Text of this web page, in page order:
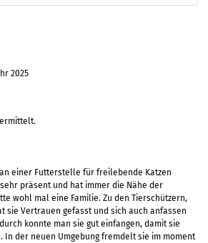
2025
einer Futterstelle für freilebende Katzen
präsent und hat immer die Nähe der
wohl mal eine Familie. Zu den Tierschützern,
sie Vertrauen gefasst und sich auch anfassen
konnte man sie gut einfangen, damit sie
In der neuen Umgebung fremdelt sie im moment